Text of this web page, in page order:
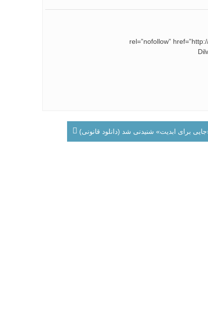
rel=”nofollow”
برای ابدیت» شنیدنی شد (دانلود قانونی)